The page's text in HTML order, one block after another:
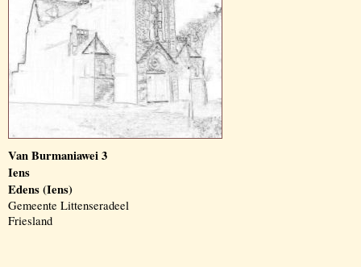
Van Burmaniawei 3
Iens
Edens (Iens)
Gemeente Littenseradeel
Friesland